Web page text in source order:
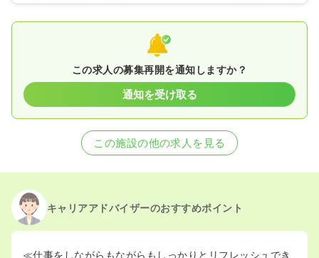
この求人の募集再開を通知しますか？
通知を受け取る
この施設の他の求人を見る
キャリアアドバイザーのおすすめポイント
≪仕事をしながらもながらもしっかりとリフレッシュでき